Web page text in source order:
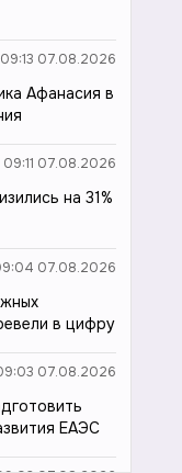
09:13 07.08.2026
Афанасия в
09:11 07.08.2026
на 31%
07.08.2026
в цифру
07.08.2026
ЕАЭС